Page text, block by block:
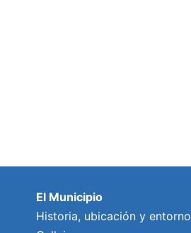
El Municipio
Historia, ubicación y entorno